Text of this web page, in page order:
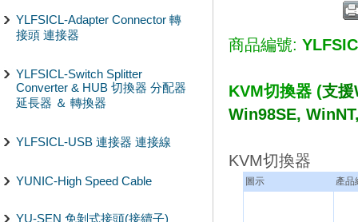
YLFSICL-Adapter Connector 轉
接頭 連接器
YLFSICL-Switch Splitter
Converter & HUB 切換器 分配器
延長器 ＆ 轉換器
YLFSICL-USB 連接器 連接線
YUNIC-High Speed Cable
YU-SEN 免剝式接頭(接續子)
商品編號:
KVM切換器 (支
Win98SE,
KVM切換器
圖示 產品